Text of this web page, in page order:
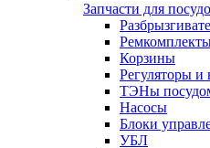
Запчасти для
Корзины
Регуляторы и
ТЭНы
Насосы
Блоки
УБЛ